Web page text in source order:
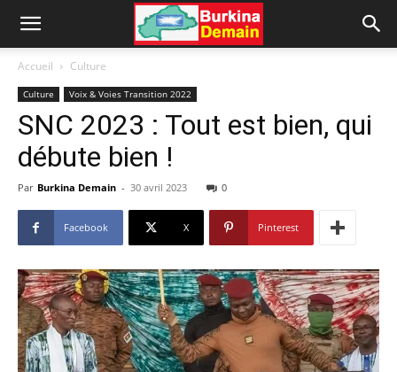
Accueil Culture
Culture Voix & Voies Transition 2022
SNC 2023 : Tout est bien, qui
débute bien !
Par Burkina Demain - 30 avril 2023 0
Facebook X Pinterest